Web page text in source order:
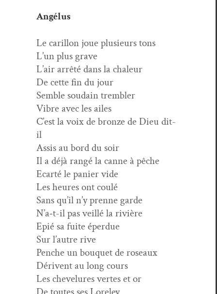
Angélus
Le car­il­lon joue plusieurs tons
L’un plus grave
L’air arrêté dans la chaleur
De cette fin du jour
Sem­ble soudain trembler
Vibre avec les ailes
C’est la voix de bronze de Dieu dit-
il
Assis au bord du soir
Il a déjà rangé la canne à pêche
Ecarté le panier vide
Les heures ont coulé
Sans qu’il n’y prenne garde
N’a‑t-il pas veil­lé la rivière
Epié sa fuite éperdue
Sur l’autre rive
Penche un bou­quet de roseaux
Dérivent au long cours
Les chevelures vertes et or